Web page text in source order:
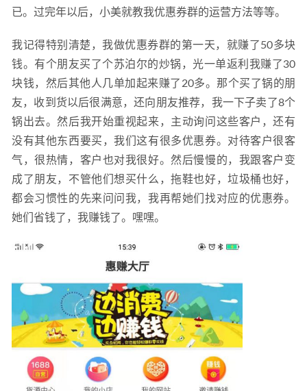
已。过完年以后，小美就教我优惠券群的运营方法等等。
我记得特别清楚，我做优惠券群的第一天，就赚了50多块
钱。有个朋友买了个苏泊尔的炒锅，光一单返利我赚了30
块钱，然后其他人几单加起来赚了20多。那个买了锅的朋
友，收到货以后很满意，还向朋友推荐，我一下子卖了8个
锅出去。然后我开始重视起来，主动询问这些客户，还有
没有其他东西要买，我们这有很多优惠券。对待客户很客
气，很热情，客户也对我很好。然后慢慢的，我跟客户变
成了朋友，不管他们想买什么，拖鞋也好，垃圾桶也好，
都会习惯性的先来问问我，我再帮她们找对应的优惠券。
她们省钱了，我赚钱了。嘿嘿。